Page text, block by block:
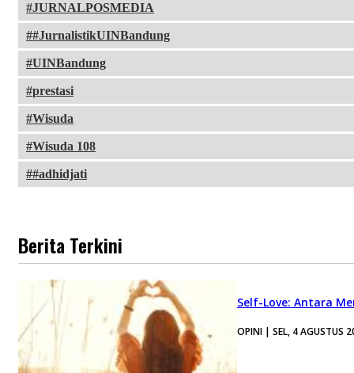
JURNALPOSMEDIA
#JurnalistikUINBandung
UINBandung
prestasi
Wisuda
Wisuda 108
#adhidjati
Berita Terkini
Self-Love: Antara
OPINI | SEL, 4 AGUSTUS